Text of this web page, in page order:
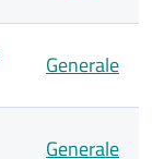
Generale
Generale